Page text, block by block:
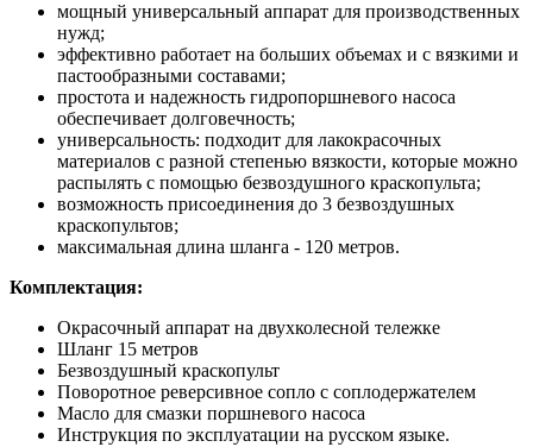
мощный универсальный аппарат для производственных
нужд;
эффективно работает на больших объемах и с вязкими и
пастообразными составами;
простота и надежность гидропоршневого насоса
обеспечивает долговечность;
универсальность: подходит для лакокрасочных
материалов с разной степенью вязкости, которые можно
распылять с помощью безвоздушного краскопульта;
возможность присоединения до 3 безвоздушных
краскопультов;
максимальная длина шланга - 120 метров.
Комплектация:
Окрасочный аппарат на двухколесной тележке
Шланг 15 метров
Безвоздушный краскопульт
Поворотное реверсивное сопло с соплодержателем
Масло для смазки поршневого насоса
Инструкция по эксплуатации на русском языке.